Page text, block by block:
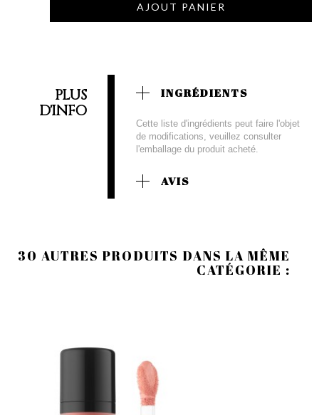
AJOUT PANIER
PLUS
D'INFO
INGRÉDIENTS
Cette liste d'ingrédients peut faire l'objet
de modifications, veuillez consulter
l'emballage du produit acheté.
AVIS
30 AUTRES PRODUITS DANS LA MÊME
CATÉGORIE :